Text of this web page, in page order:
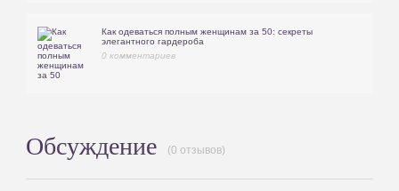
Как одеваться полным женщинам за 50: секреты
элегантного гардероба
0 комментариев
Обсуждение (0 отзывов)